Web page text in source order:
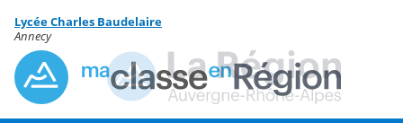
Menu de la rubrique
Contenu
Lycée Charles Baudelaire
Annecy